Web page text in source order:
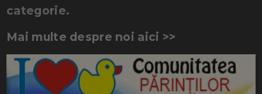
categorie.
Mai multe despre noi aici >>